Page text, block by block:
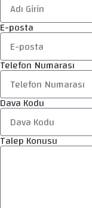
E-posta
Telefon Numarası
Dava Kodu
Talep Konusu